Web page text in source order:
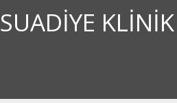
SUADIYE KLINIK